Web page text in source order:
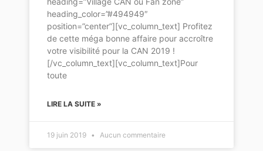
heading_color=”#494949″
position=”center”][vc_column_text] Profitez
de cette méga bonne affaire pour accroître
votre visibilité pour la CAN 2019 !
[/vc_column_text][vc_column_text]Pour
toute
LIRE LA SUITE »
19 juin 2019 Aucun commentaire